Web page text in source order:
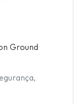
Ground
,